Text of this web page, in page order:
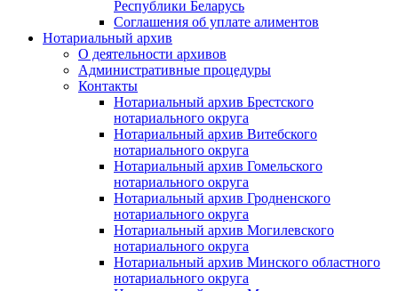
Республики Беларусь
Соглашения об уплате алиментов
Нотариальный архив
О деятельности архивов
Административные процедуры
Контакты
Нотариальный архив Брестского
нотариального округа
Нотариальный архив Витебского
нотариального округа
Нотариальный архив Гомельского
нотариального округа
Нотариальный архив Гродненского
нотариального округа
Нотариальный архив Могилевского
нотариального округа
Нотариальный архив Минского областного
нотариального округа